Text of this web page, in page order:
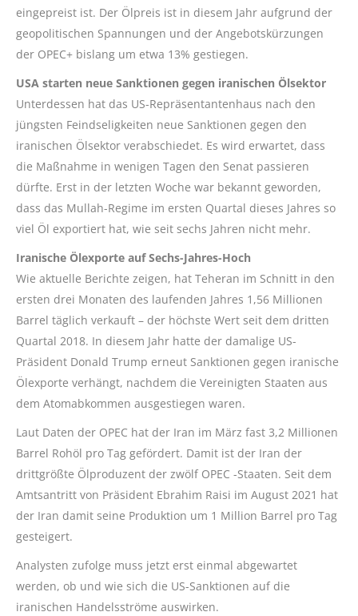
eingepreist ist. Der Ölpreis ist in diesem Jahr aufgrund der
geopolitischen Spannungen und der Angebotskürzungen
der OPEC+ bislang um etwa 13% gestiegen.
USA starten neue Sanktionen gegen iranischen Ölsektor
Unterdessen hat das US-Repräsentantenhaus nach den
jüngsten Feindseligkeiten neue Sanktionen gegen den
iranischen Ölsektor verabschiedet. Es wird erwartet, dass
die Maßnahme in wenigen Tagen den Senat passieren
dürfte. Erst in der letzten Woche war bekannt geworden,
dass das Mullah-Regime im ersten Quartal dieses Jahres so
viel Öl exportiert hat, wie seit sechs Jahren nicht mehr.
Iranische Ölexporte auf Sechs-Jahres-Hoch
Wie aktuelle Berichte zeigen, hat Teheran im Schnitt in den
ersten drei Monaten des laufenden Jahres 1,56 Millionen
Barrel täglich verkauft – der höchste Wert seit dem dritten
Quartal 2018. In diesem Jahr hatte der damalige US-
Präsident Donald Trump erneut Sanktionen gegen iranische
Ölexporte verhängt, nachdem die Vereinigten Staaten aus
dem Atomabkommen ausgestiegen waren.
Laut Daten der OPEC hat der Iran im März fast 3,2 Millionen
Barrel Rohöl pro Tag gefördert. Damit ist der Iran der
drittgrößte Ölproduzent der zwölf OPEC -Staaten. Seit dem
Amtsantritt von Präsident Ebrahim Raisi im August 2021 hat
der Iran damit seine Produktion um 1 Million Barrel pro Tag
gesteigert.
Analysten zufolge muss jetzt erst einmal abgewartet
werden, ob und wie sich die US-Sanktionen auf die
iranischen Handelsströme auswirken.